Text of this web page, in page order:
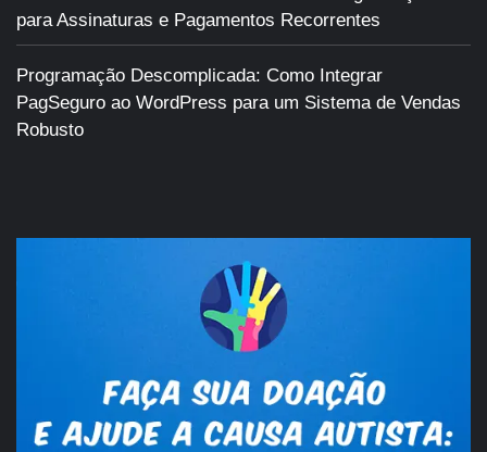
para Assinaturas e Pagamentos Recorrentes
Programação Descomplicada: Como Integrar
PagSeguro ao WordPress para um Sistema de Vendas
Robusto